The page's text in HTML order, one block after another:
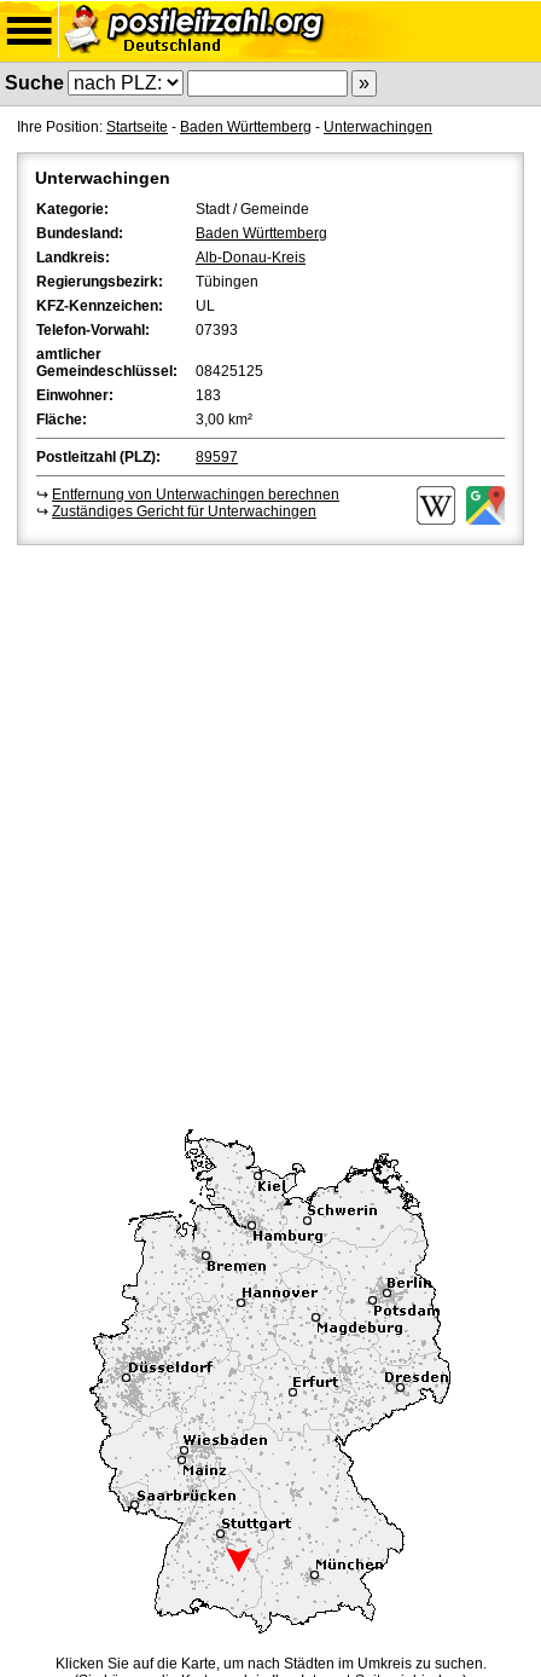
Suche
Ihre Position: Startseite - Baden Württemberg - Unterwachingen
Unterwachingen
Kategorie:
Stadt / Gemeinde
Bundesland:
Baden Württemberg
Landkreis:
Alb-Donau-Kreis
Regierungsbezirk:
Tübingen
KFZ-Kennzeichen:
UL
Telefon-Vorwahl:
07393
amtlicher
Gemeindeschlüssel:
08425125
Einwohner:
183
Fläche:
3,00 km²
Postleitzahl (PLZ): 89597
↪ Entfernung von Unterwachingen berechnen
↪ Zuständiges Gericht für Unterwachingen
Klicken Sie auf die Karte, um nach Städten im Umkreis zu suchen.